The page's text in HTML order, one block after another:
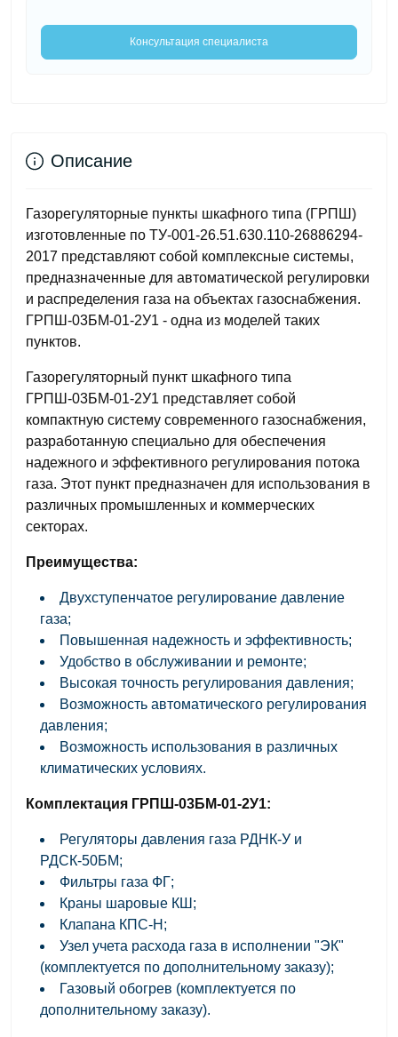
Консультация специалиста
Описание
Газорегуляторные пункты шкафного типа (ГРПШ)
изготовленные по ТУ-001-26.51.630.110-26886294-
2017 представляют собой комплексные системы,
предназначенные для автоматической регулировки
и распределения газа на объектах газоснабжения.
ГРПШ-03БМ-01-2У1 - одна из моделей таких
пунктов.
Газорегуляторный пункт шкафного типа
ГРПШ-03БМ-01-2У1 представляет собой
компактную систему современного газоснабжения,
разработанную специально для обеспечения
надежного и эффективного регулирования потока
газа. Этот пункт предназначен для использования в
различных промышленных и коммерческих
секторах.
Преимущества:
Двухступенчатое регулирование давление
газа;
Повышенная надежность и эффективность;
Удобство в обслуживании и ремонте;
Высокая точность регулирования давления;
Возможность автоматического регулирования
давления;
Возможность использования в различных
климатических условиях.
Комплектация ГРПШ-03БМ-01-2У1:
Регуляторы давления газа РДНК-У и
РДСК-50БМ;
Фильтры газа ФГ;
Краны шаровые КШ;
Клапана КПС-Н;
Узел учета расхода газа в исполнении "ЭК"
(комплектуется по дополнительному заказу);
Газовый обогрев (комплектуется по
дополнительному заказу).